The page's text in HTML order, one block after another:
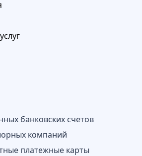
банковских счетов
компаний
платежные карты